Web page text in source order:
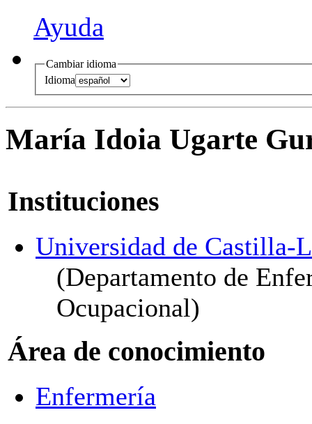
Ayuda
Cambiar idioma
Idioma
María Idoia Ugarte
Instituciones
Universidad de Castilla-
(Departamento de
Ocupacional)
Área de conocimiento
Enfermería